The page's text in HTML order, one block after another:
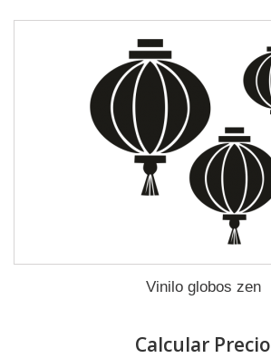
Vinilo globos zen
Calcular Precio